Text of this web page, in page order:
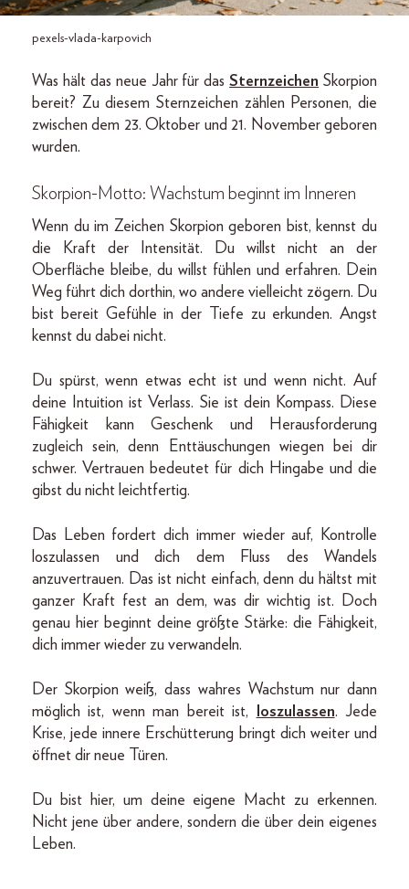
pexels-vlada-karpovich
Was hält das neue Jahr für dasSternzeichen Skorpion
bereit? Zu diesem Sternzeichen zählen Personen, die
zwischen dem 23. Oktober und 21. November geboren
wurden.
Skorpion-Motto: Wachstum beginnt im Inneren
Wenn du im Zeichen Skorpion geboren bist, kennst du
die Kraft der Intensität. Du willst nicht an der
Oberfläche bleibe, du willst fühlen und erfahren. Dein
Weg führt dich dorthin, wo andere vielleicht zögern. Du
bist bereit Gefühle in der Tiefe zu erkunden. Angst
kennst du dabei nicht.
Du spürst, wenn etwas echt ist und wenn nicht. Auf
deine Intuition ist Verlass. Sie ist dein Kompass. Diese
Fähigkeit kann Geschenk und Herausforderung
zugleich sein, denn Enttäuschungen wiegen bei dir
schwer. Vertrauen bedeutet für dich Hingabe und die
gibst du nicht leichtfertig.
Das Leben fordert dich immer wieder auf, Kontrolle
loszulassen und dich dem Fluss des Wandels
anzuvertrauen. Das ist nicht einfach, denn du hältst mit
ganzer Kraft fest an dem, was dir wichtig ist. Doch
genau hier beginnt deine größte Stärke: die Fähigkeit,
dich immer wieder zu verwandeln.
Der Skorpion weiß, dass wahres Wachstum nur dann
möglich ist, wenn man bereit ist,
loszulassen. Jede
Krise, jede innere Erschütterung bringt dich weiter und
öffnet dir neue Türen.
Du bist hier, um deine eigene Macht zu erkennen.
Nicht jene über andere, sondern die über dein eigenes
Leben.